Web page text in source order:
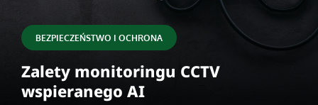
BEZPIECZEŃSTWO I OCHRONA
Zalety monitoringu CCTV
wspieranego AI